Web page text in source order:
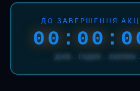
ДО ЗАВЕРШЕННЯ
днів : годин : хвилин